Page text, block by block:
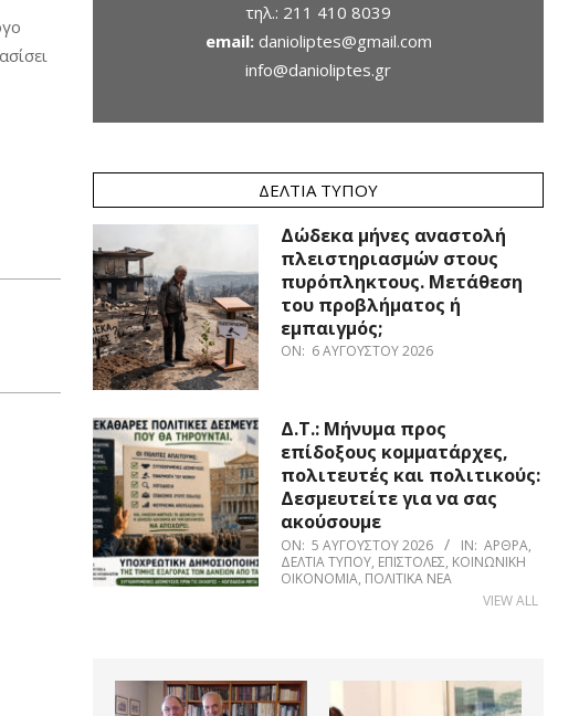
τηλ.: 211 410 8039
email: danioliptes@gmail.com
info@danioliptes.gr
ΔΕΛΤΊΑ ΤΎΠΟΥ
Δώδεκα μήνες αναστολή
πλειστηριασμών στους
πυρόπληκτους. Μετάθεση
του προβλήματος ή
εμπαιγμός;
ON: 6 ΑΥΓΟΎΣΤΟΥ 2026
Δ.Τ.: Μήνυμα προς
επίδοξους κομματάρχες,
πολιτευτές και πολιτικούς:
Δεσμευτείτε για να σας
ακούσουμε
ON: 5 ΑΥΓΟΎΣΤΟΥ 2026 IN: ΆΡΘΡΑ,
ΔΕΛΤΊΑ ΤΎΠΟΥ, ΕΠΙΣΤΟΛΈΣ, ΚΟΙΝΩΝΙΚΉ
ΟΙΚΟΝΟΜΊΑ, ΠΟΛΙΤΙΚΆ ΝΈΑ
VIEW ALL